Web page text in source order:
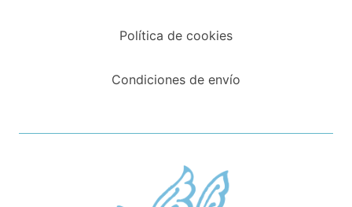
Política de cookies
Condiciones de envío